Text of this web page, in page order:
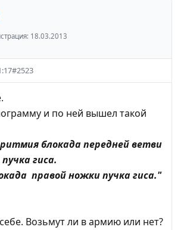
18.03.2013
#2523
и по ней вышел такой
блокада передней ветви
гиса.
правой ножки пучка гиса."
Возьмут ли в армию или нет?